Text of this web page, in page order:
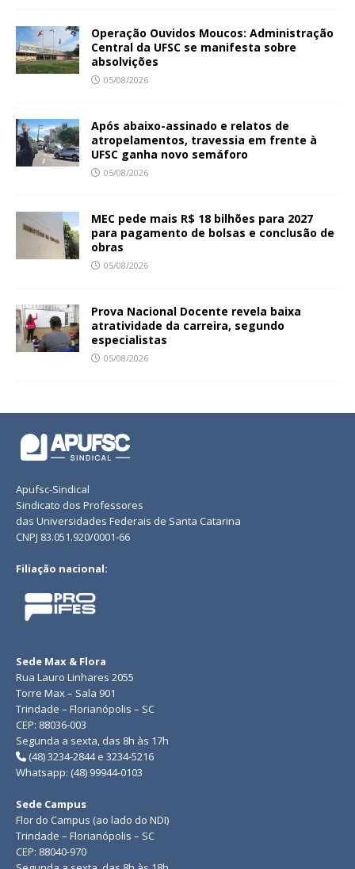
Operação Ouvidos Moucos: Administração
Central da UFSC se manifesta sobre
absolvições
05/08/2026
Após abaixo-assinado e relatos de
atropelamentos, travessia em frente à
UFSC ganha novo semáforo
05/08/2026
MEC pede mais R$ 18 bilhões para 2027
para pagamento de bolsas e conclusão de
obras
05/08/2026
Prova Nacional Docente revela baixa
atratividade da carreira, segundo
especialistas
05/08/2026
Apufsc-Sindical
Sindicato dos Professores
das Universidades Federais de Santa Catarina
CNPJ 83.051.920/0001-66
Filiação nacional:
Sede Max & Flora
Rua Lauro Linhares 2055
Torre Max – Sala 901
Trindade – Florianópolis – SC
CEP: 88036-003
Segunda a sexta, das 8h às 17h
(48) 3234-2844 e 3234-5216
Whatsapp: (48) 99944-0103
Sede Campus
Flor do Campus (ao lado do NDI)
Trindade – Florianópolis – SC
CEP: 88040-970